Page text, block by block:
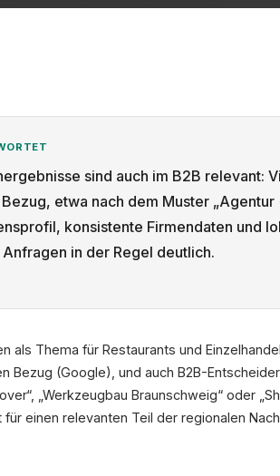
sind auch im B2B relevant:
etwa nach dem Muster
konsistente Firmendaten und
in der Regel deutlich.
als Thema für Restaurants und
Bezug (Google), und auch B2B-
„Werkzeugbau Braunschweig“ oder
einen relevanten Teil der regionalen